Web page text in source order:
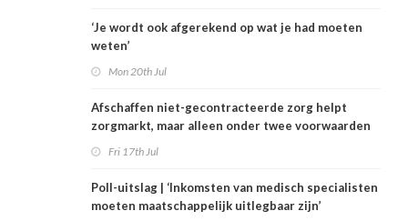
‘Je wordt ook afgerekend op wat je had moeten
weten’
Mon 20th Jul
Afschaffen niet-gecontracteerde zorg helpt
zorgmarkt, maar alleen onder twee voorwaarden
Fri 17th Jul
Poll-uitslag | ‘Inkomsten van medisch specialisten
moeten maatschappelijk uitlegbaar zijn’